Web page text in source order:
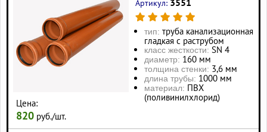
Цена:
820 руб./шт.
Артикул:
тип: труба канализационная
гладкая с раструбом
класс жесткости: SN 4
диаметр: 160 мм
толщина стенки: 3,6 мм
длина трубы: 1000 мм
материал: ПВХ
(поливинилхлорид)